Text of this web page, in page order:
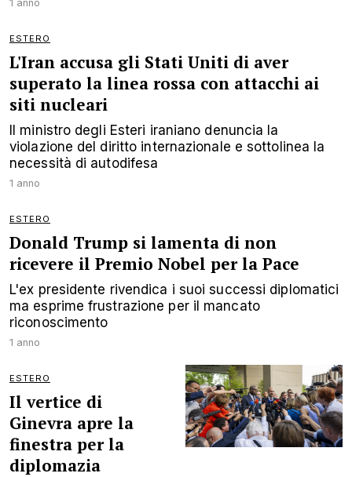
1 anno
ESTERO
L'Iran accusa gli Stati Uniti di aver
superato la linea rossa con attacchi ai
siti nucleari
Il ministro degli Esteri iraniano denuncia la
violazione del diritto internazionale e sottolinea la
necessità di autodifesa
1 anno
ESTERO
Donald Trump si lamenta di non
ricevere il Premio Nobel per la Pace
L'ex presidente rivendica i suoi successi diplomatici
ma esprime frustrazione per il mancato
riconoscimento
1 anno
ESTERO
Il vertice di
Ginevra apre la
finestra per la
diplomazia